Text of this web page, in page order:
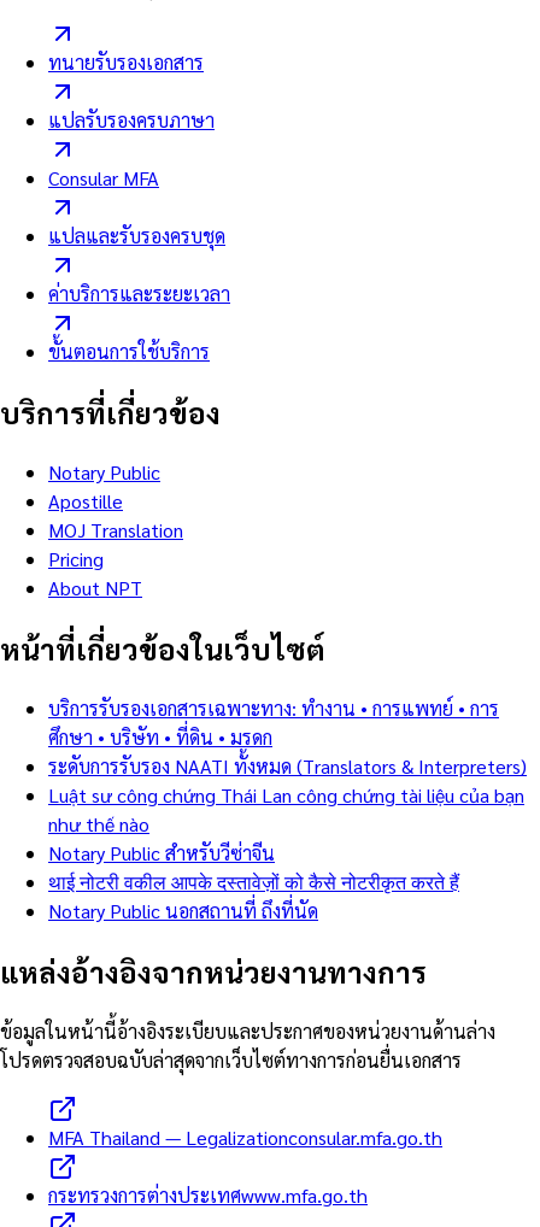
ทนายรับรองเอกสาร
แปลรับรองครบภาษา
Consular MFA
แปลและรับรองครบชุด
ค่าบริการและระยะเวลา
ขั้นตอนการใช้บริการ
บริการที่เกี่ยวข้อง
Notary Public
Apostille
MOJ Translation
Pricing
About NPT
หน้าที่เกี่ยวข้องในเว็บไซต์
บริการรับรองเอกสารเฉพาะทาง: ทำงาน • การแพทย์ • การ
ศึกษา • บริษัท • ที่ดิน • มรดก
ระดับการรับรอง NAATI ทั้งหมด (Translators & Interpreters)
Luật sư công chứng Thái Lan công chứng tài liệu của bạn
như thế nào
Notary Public สำหรับวีซ่าจีน
थाई नोटरी वकील आपके दस्तावेज़ों को कैसे नोटरीकृत करते हैं
Notary Public นอกสถานที่ ถึงที่นัด
แหล่งอ้างอิงจากหน่วยงานทางการ
ข้อมูลในหน้านี้อ้างอิงระเบียบและประกาศของหน่วยงานด้านล่าง
โปรดตรวจสอบฉบับล่าสุดจากเว็บไซต์ทางการก่อนยื่นเอกสาร
MFA Thailand — Legalizationconsular.mfa.go.th
กระทรวงการต่างประเทศwww.mfa.go.th